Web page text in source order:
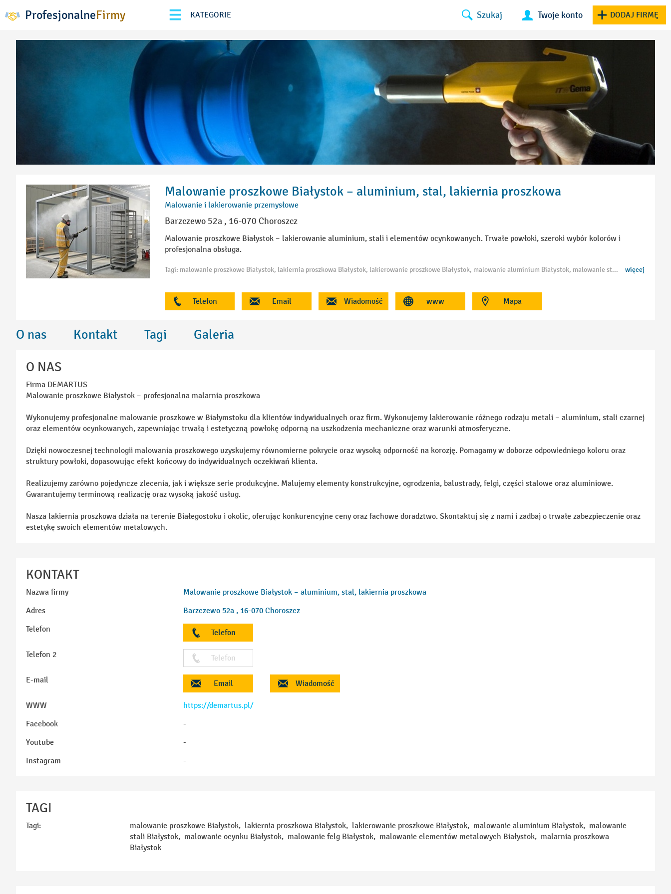
ProfesjonalneFirmy KATEGORIE Szukaj Twoje konto DODAJ FIRMĘ
Malowanie proszkowe Białystok – aluminium, stal, lakiernia proszkowa
Malowanie i lakierowanie przemysłowe
Barzczewo 52a , 16-070 Choroszcz
Malowanie proszkowe Białystok – lakierowanie aluminium, stali i elementów ocynkowanych. Trwałe powłoki, szeroki wybór kolorów i
profesjonalna obsługa.
Tagi: malowanie proszkowe Białystok, lakiernia proszkowa Białystok, lakierowanie proszkowe Białystok, malowanie aluminium Białystok, malowanie stali Białystok, malowanie ocynku Białystok, malowanie felg Białystok, malowanie elementów metalowych Białystok, malarnia proszkowa Białystok więcej
Telefon Email Wiadomość www Mapa
O nas Kontakt Tagi Galeria
O NAS
Firma DEMARTUS
Malowanie proszkowe Białystok – profesjonalna malarnia proszkowa
Wykonujemy profesjonalne malowanie proszkowe w Białymstoku dla klientów indywidualnych oraz firm. Wykonujemy lakierowanie różnego rodzaju metali – aluminium, stali czarnej
oraz elementów ocynkowanych, zapewniając trwałą i estetyczną powłokę odporną na uszkodzenia mechaniczne oraz warunki atmosferyczne.
Dzięki nowoczesnej technologii malowania proszkowego uzyskujemy równomierne pokrycie oraz wysoką odporność na korozję. Pomagamy w doborze odpowiedniego koloru oraz
struktury powłoki, dopasowując efekt końcowy do indywidualnych oczekiwań klienta.
Realizujemy zarówno pojedyncze zlecenia, jak i większe serie produkcyjne. Malujemy elementy konstrukcyjne, ogrodzenia, balustrady, felgi, części stalowe oraz aluminiowe.
Gwarantujemy terminową realizację oraz wysoką jakość usług.
Nasza lakiernia proszkowa działa na terenie Białegostoku i okolic, oferując konkurencyjne ceny oraz fachowe doradztwo. Skontaktuj się z nami i zadbaj o trwałe zabezpieczenie oraz
estetykę swoich elementów metalowych.
KONTAKT
Nazwa firmy
Malowanie proszkowe Białystok – aluminium, stal, lakiernia proszkowa
Adres
Barzczewo 52a , 16-070 Choroszcz
Telefon
Telefon
Telefon 2 Telefon
E-mail Email Wiadomość
WWW
https://demartus.pl/
Facebook
-
Youtube
-
Instagram
-
TAGI
Tagi:
malowanie proszkowe Białystok, lakiernia proszkowa Białystok, lakierowanie proszkowe Białystok, malowanie aluminium Białystok, malowanie
stali Białystok, malowanie ocynku Białystok, malowanie felg Białystok, malowanie elementów metalowych Białystok, malarnia proszkowa
Białystok